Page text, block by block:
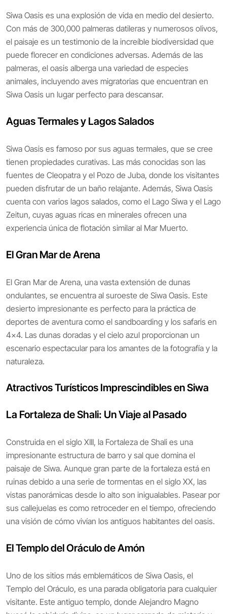
Siwa Oasis es una explosión de vida en medio del desierto.
Con más de 300,000 palmeras datileras y numerosos olivos,
el paisaje es un testimonio de la increíble biodiversidad que
puede florecer en condiciones adversas. Además de las
palmeras, el oasis alberga una variedad de especies
animales, incluyendo aves migratorias que encuentran en
Siwa Oasis un lugar perfecto para descansar.
Aguas Termales y Lagos Salados
Siwa Oasis es famoso por sus aguas termales, que se cree
tienen propiedades curativas. Las más conocidas son las
fuentes de Cleopatra y el Pozo de Juba, donde los visitantes
pueden disfrutar de un baño relajante. Además, Siwa Oasis
cuenta con varios lagos salados, como el Lago Siwa y el Lago
Zeitun, cuyas aguas ricas en minerales ofrecen una
experiencia única de flotación similar al Mar Muerto.
El Gran Mar de Arena
El Gran Mar de Arena, una vasta extensión de dunas
ondulantes, se encuentra al suroeste de Siwa Oasis. Este
desierto impresionante es perfecto para la práctica de
deportes de aventura como el sandboarding y los safaris en
4x4. Las dunas doradas y el cielo azul proporcionan un
escenario espectacular para los amantes de la fotografía y la
naturaleza.
Atractivos Turísticos Imprescindibles en Siwa
La Fortaleza de Shali: Un Viaje al Pasado
Construida en el siglo XIII, la Fortaleza de Shali es una
impresionante estructura de barro y sal que domina el
paisaje de Siwa. Aunque gran parte de la fortaleza está en
ruinas debido a una serie de tormentas en el siglo XX, las
vistas panorámicas desde lo alto son inigualables. Pasear por
sus callejuelas es como retroceder en el tiempo, ofreciendo
una visión de cómo vivían los antiguos habitantes del oasis.
El Templo del Oráculo de Amón
Uno de los sitios más emblemáticos de Siwa Oasis, el
Templo del Oráculo, es una parada obligatoria para cualquier
visitante. Este antiguo templo, donde Alejandro Magno